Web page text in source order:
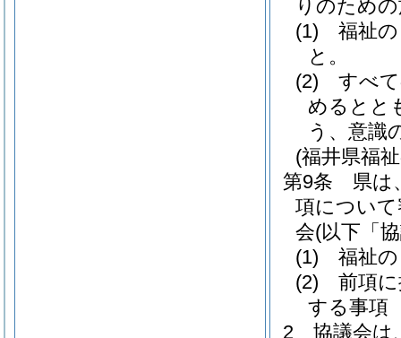
りのため
(1)
福祉
と。
(2)
すべ
めるとと
う、意識
(福井県福
第9条
県は
項につい
会(以下「
(1)
福祉
(2)
前項
する事項
2
協議会は